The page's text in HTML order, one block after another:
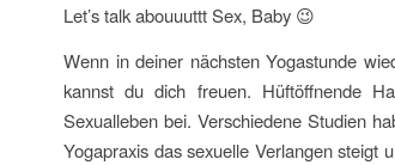
Let’s talk abouuuttt Sex, Baby 😉
Wenn in deiner nächsten Yogastunde
kannst du dich freuen. Hüftöffnende
Sexualleben bei. Verschiedene Studien
Yogapraxis das sexuelle Verlangen steigt